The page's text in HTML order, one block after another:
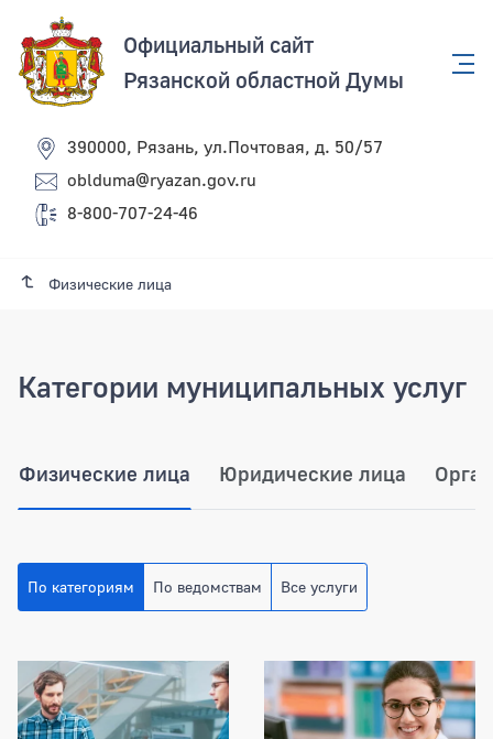
Официальный сайт
Рязанской областной Думы
390000, Рязань, ул.Почтовая, д. 50/57
oblduma@ryazan.gov.ru
8-800-707-24-46
Физические лица
Категории муниципальных услуг
Физические лица Юридические лица
По категориям По ведомствам Все услуги
Категории муниципальных услуг